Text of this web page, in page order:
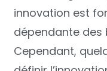
innovation est
dépendante des
Cependant,